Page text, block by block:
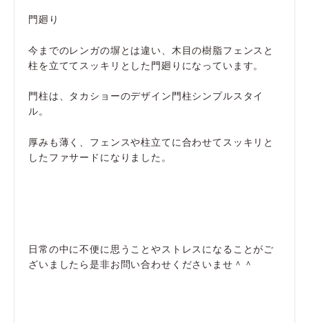
門廻り
今までのレンガの塀とは違い、木目の樹脂フェンスと
柱を立ててスッキリとした門廻りになっています。
門柱は、タカショーのデザイン門柱シンプルスタイ
ル。
厚みも薄く、フェンスや柱立てに合わせてスッキリと
したファサードになりました。
日常の中に不便に思うことやストレスになることがご
ざいましたら是非お問い合わせくださいませ＾＾